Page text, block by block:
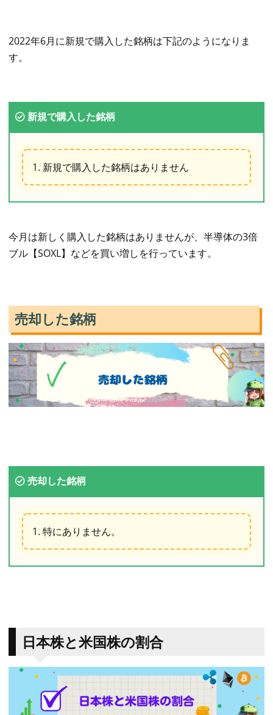
2022年6月に新規で購入した銘柄は下記のようになりま
す。
新規で購入した銘柄
新規で購入した銘柄はありません
今月は新しく購入した銘柄はありませんが、半導体の3倍
ブル【SOXL】などを買い増しを行っています。
売却した銘柄
売却した銘柄
特にありません。
日本株と米国株の割合